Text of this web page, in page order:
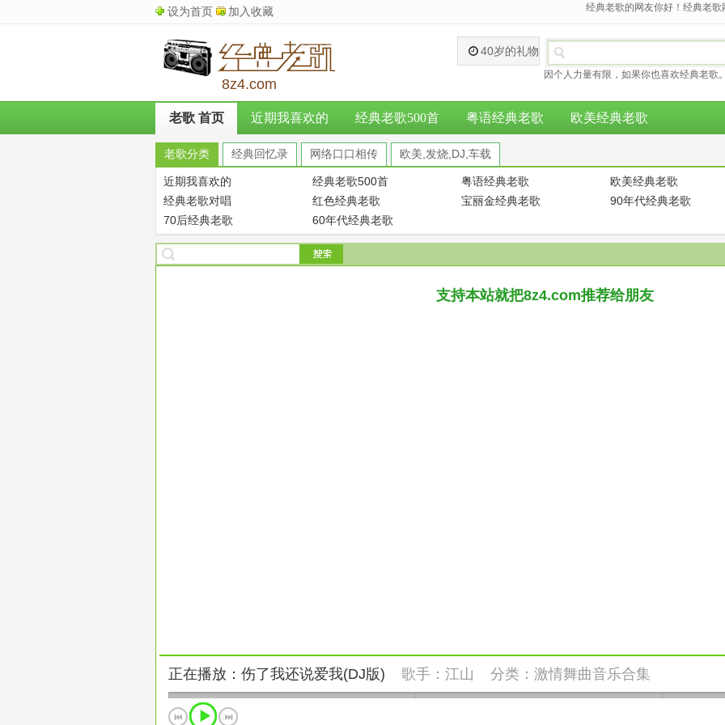
设为首页 加入收藏 经典老歌的网友你好！经典老
8z4.com
40岁的礼物
因个人力量有限，如果你也喜欢经典老歌
老歌 首页 近期我喜欢的 经典老歌500首 粤语经典老歌 欧美经典老歌
老歌分类 经典回忆录 网络口口相传 欧美,发烧,DJ,车载
近期我喜欢的 经典老歌500首 粤语经典老歌 欧美经典老歌
经典老歌对唱
红色经典老歌 宝丽金经典老歌 90年代经典老歌
70后经典老歌
60年代经典老歌
支持本站就把8z4.com推荐给朋友
正在播放：伤了我还说爱我(DJ版) 歌手： 江山 分类： 激情舞曲音乐合集